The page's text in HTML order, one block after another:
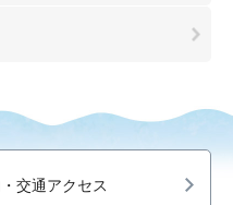
交通アクセス